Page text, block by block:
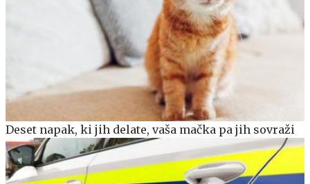
Deset napak, ki jih delate, vaša mačka pa jih sovraži